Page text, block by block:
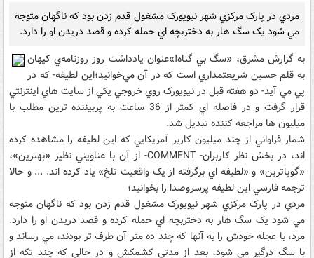
مردي در پارک مرکزي شهر نيويورک مشغول قدم زدن بود که ناگهان متوجه
مي شود يک سگ هار به دختربچه اي حمله کرده و قصد دريدن او را دارد.
به گزارش مشرق، «سگ بي گناه!»عنوان يادداشت روز روزنامه‌ي کيهان
به قلم حسين شريعتمداري است که در آن مي‌خوانيد؛اين لطيفه- که در
پي مي آيد- دو هفته قبل در نيويورک روي خروجي يکي از سايت هاي اينترنتي
قرار گرفت و در فاصله اي کمتر از 36 ساعت به پربيننده ترين مطلب با
ميليون ها مراجعه کننده تبديل شد.
شمار فراواني از چند ميليون کاربر آمريکايي که اين لطيفه را مشاهده کرده
اند، در بخش نظر کاربران- COMMENT- از آن با عناويني نظير «بهترين»،
«گوياترين» و «لطيفه اي برگرفته از يک واقعيت تلخ» ياد کرده اند. ... و حالا
ترجمه فارسي اين لطيفه پرسروصدا را بخوانيد؛
مردي در پارک مرکزي شهر نيويورک مشغول قدم زدن بود که ناگهان متوجه
مي شود يک سگ هار به دختربچه اي حمله کرده و قصد دريدن او را دارد.
مرد، با عجله خودش را به آنها که چند ده متر آن طرف تر بودند، مي رساند و
با سگ درگير مي شود، بعد از مدتي کشمکش و در حالي که چند تکه از